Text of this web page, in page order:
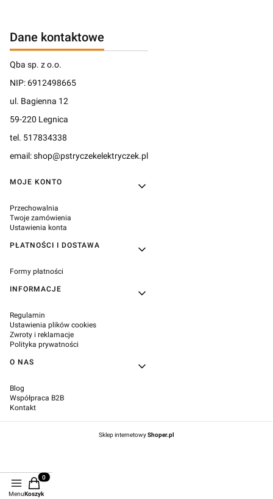
Dane kontaktowe
Qba sp. z o.o.
NIP: 6912498665
ul. Bagienna 12
59-220 Legnica
tel. 517834338
email: shop@pstryczekelektryczek.pl
Linki w stopce
MOJE KONTO
Przechowalnia
Twoje zamówienia
Ustawienia konta
PŁATNOŚCI I DOSTAWA
Formy płatności
INFORMACJE
Regulamin
Ustawienia plików cookies
Zwroty i reklamacje
Polityka prywatności
O NAS
Blog
Współpraca B2B
Kontakt
Sklep internetowyShoper.pl
Menu
Produkty w koszyku: 0. Zobacz szczegóły
Koszyk